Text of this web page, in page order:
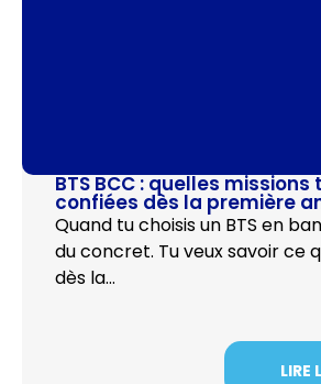
BTS BCC : quelles
confiées dès la première
Quand tu choisis un BTS en
du concret. Tu veux savoir ce
dès la…
LIRE